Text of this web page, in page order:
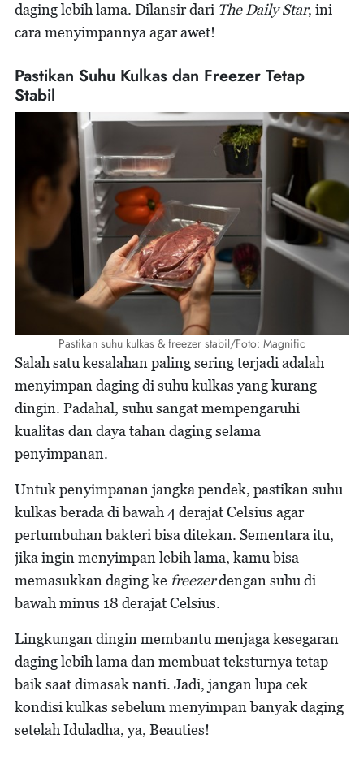
daging lebih lama. Dilansir dari The Daily Star, ini
cara menyimpannya agar awet!
Pastikan Suhu Kulkas dan Freezer Tetap
Stabil
Pastikan suhu kulkas & freezer stabil/Foto: Magnific
Salah satu kesalahan paling sering terjadi adalah
menyimpan daging di suhu kulkas yang kurang
dingin. Padahal, suhu sangat mempengaruhi
kualitas dan daya tahan daging selama
penyimpanan.
Untuk penyimpanan jangka pendek, pastikan suhu
kulkas berada di bawah 4 derajat Celsius agar
pertumbuhan bakteri bisa ditekan. Sementara itu,
jika ingin menyimpan lebih lama, kamu bisa
memasukkan daging ke freezerdengan suhu di
bawah minus 18 derajat Celsius.
Lingkungan dingin membantu menjaga kesegaran
daging lebih lama dan membuat teksturnya tetap
baik saat dimasak nanti. Jadi, jangan lupa cek
kondisi kulkas sebelum menyimpan banyak daging
setelah Iduladha, ya, Beauties!